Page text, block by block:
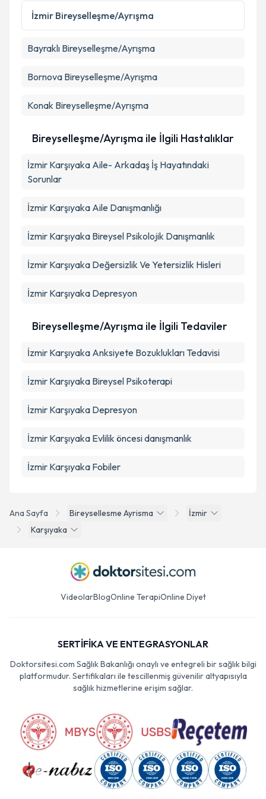
Kişisel verilerimin işlenmesine ilişkin
Metni'ni okudum ve kişisel verilerimin belirtilen
Takvim Talebini Gönder
Ana Sayfa Bireysellesme Ayrisma
İzmir
Karşıyaka
İzmir Bireyselleşme/Ayrışma
Bayraklı Bireyselleşme/Ayrışma
Bornova Bireyselleşme/Ayrışma
Konak Bireyselleşme/Ayrışma
Bireyselleşme/Ayrışma ile İlgili Hastalıklar
İzmir Karşıyaka Aile- Arkadaş İş Hayatındaki
Sorunlar
İzmir Karşıyaka Aile Danışmanlığı
İzmir Karşıyaka Bireysel Psikolojik Danışmanlık
İzmir Karşıyaka Değersizlik Ve Yetersizlik Hisleri
İzmir Karşıyaka Depresyon
Bireyselleşme/Ayrışma ile İlgili Tedaviler
İzmir Karşıyaka Anksiyete Bozuklukları Tedavisi
İzmir Karşıyaka Bireysel Psikoterapi
İzmir Karşıyaka Depresyon
İzmir Karşıyaka Evlilik öncesi danışmanlık
İzmir Karşıyaka Fobiler
VideolarBlogOnline TerapiOnline Diyet
SERTİFİKA VE ENTEGRASYONLAR
Doktorsitesi.com Sağlık Bakanlığı onaylı ve entegreli bir sağlık bilgi
platformudur. Sertifikaları ile tescillenmiş güvenilir altyapısıyla
sağlık hizmetlerine erişim sağlar.